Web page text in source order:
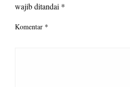
wajib ditandai *
Komentar *